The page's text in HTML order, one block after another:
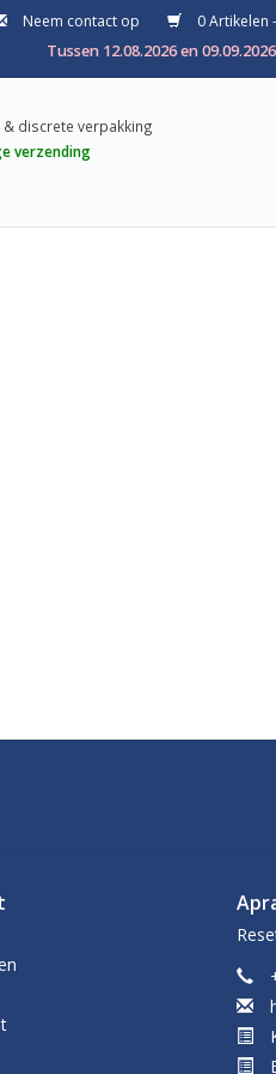
Neem contact op 0 Artikelen
Tussen 12.08.2026 en
discrete verpakking
verzending